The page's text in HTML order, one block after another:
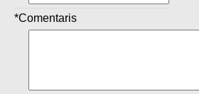
*Comentaris